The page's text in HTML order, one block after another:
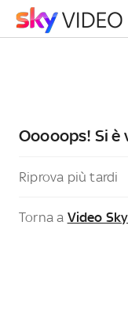
Ooooops! Si
Riprova più tardi
Torna a Video Sky